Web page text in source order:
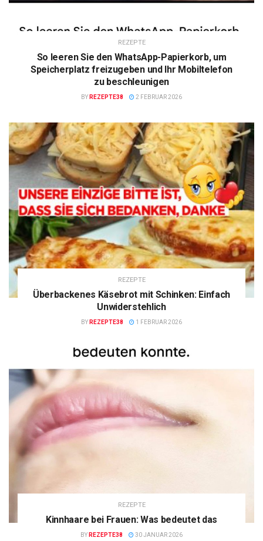
REZEPTE
So leeren Sie den WhatsApp-Papierkorb, um
Speicherplatz freizugeben und Ihr Mobiltelefon
zu beschleunigen
BY REZEPTE38 2 FEBRUAR 2026
REZEPTE
Überbackenes Käsebrot mit Schinken: Einfach
Unwiderstehlich
BY REZEPTE38 1 FEBRUAR 2026
REZEPTE
Kinnhaare bei Frauen: Was bedeutet das
BY REZEPTE38 30 JANUAR 2026